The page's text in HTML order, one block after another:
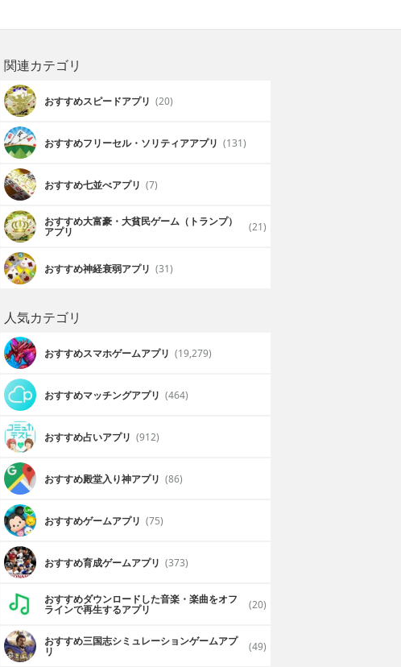
外と頭を使うので頭
7並べが楽しめる
関連カテゴリ
おすすめスピードアプリ (20)
おすすめフリーセル・ソリティアアプリ (131)
おすすめ七並べアプリ (7)
おすすめ大富豪・大貧民ゲーム（トランプ）
アプリ (21)
おすすめ神経衰弱アプリ (31)
人気カテゴリ
おすすめスマホゲームアプリ (19,279)
おすすめマッチングアプリ (464)
おすすめ占いアプリ (912)
おすすめ殿堂入り神アプリ (86)
おすすめゲームアプリ (75)
おすすめ育成ゲームアプリ (373)
おすすめダウンロードした音楽・楽曲をオフ
ラインで再生するアプリ (20)
おすすめ三国志シミュレーションゲームアプ
リ (49)